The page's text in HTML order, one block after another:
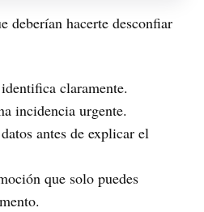
deberían hacerte desconfiar
claramente.
incidencia urgente.
antes de explicar el
que solo puedes